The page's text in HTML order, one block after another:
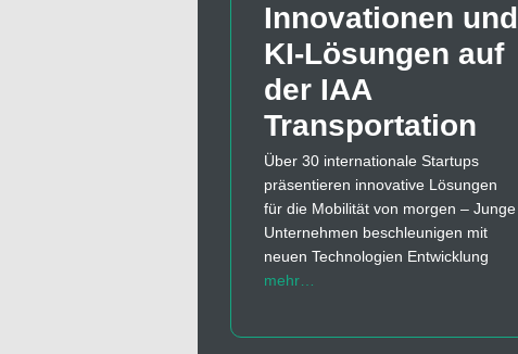
Innovationen und
KI-Lösungen auf
der IAA
Transportation
Über 30 internationale Startups
präsentieren innovative Lösungen
für die Mobilität von morgen – Junge
Unternehmen beschleunigen mit
neuen Technologien Entwicklung
mehr…